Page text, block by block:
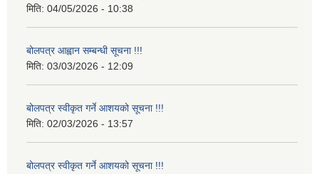
मिति: 04/05/2026 - 10:38
बोलपत्र आह्वान सम्बन्धी सूचना !!!
मिति: 03/03/2026 - 12:09
बोलपत्र स्वीकृत गर्ने आशयको सूचना !!!
मिति: 02/03/2026 - 13:57
बोलपत्र स्वीकृत गर्ने आशयको सूचना !!!